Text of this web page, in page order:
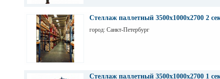
Стеллаж паллетный 3500х1000х2700 2
город: Санкт-Петербург
Стеллаж паллетный 3500х1000х2700 1